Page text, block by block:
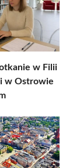
w Filii
w Ostrowie